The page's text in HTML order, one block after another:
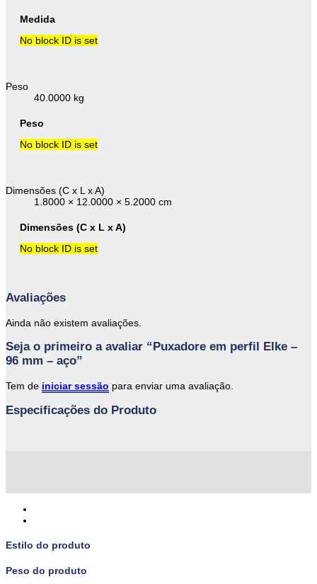
Medida
No block ID is set
Peso
40.0000 kg
Peso
No block ID is set
Dimensões (C x L x A)
1.8000 × 12.0000 × 5.2000 cm
Dimensões (C x L x A)
No block ID is set
Avaliações
Ainda não existem avaliações.
Seja o primeiro a avaliar “Puxadore em perfil Elke –
96 mm – aço”
Tem de iniciar sessão para enviar uma avaliação.
Especificações do Produto
Estilo do produto
Peso do produto